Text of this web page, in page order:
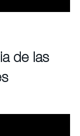
de las